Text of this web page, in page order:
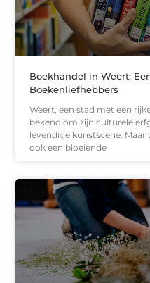
Boekhandel in Weert:
Boekenliefhebbers
Weert, een stad met een
bekend om zijn culturele
levendige kunstscene.
ook een bloeiende